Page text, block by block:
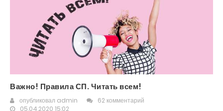
Важно! Правила СП. Читать всем!
опубликовал admin
62 комментарий
05.04.2020 15:02